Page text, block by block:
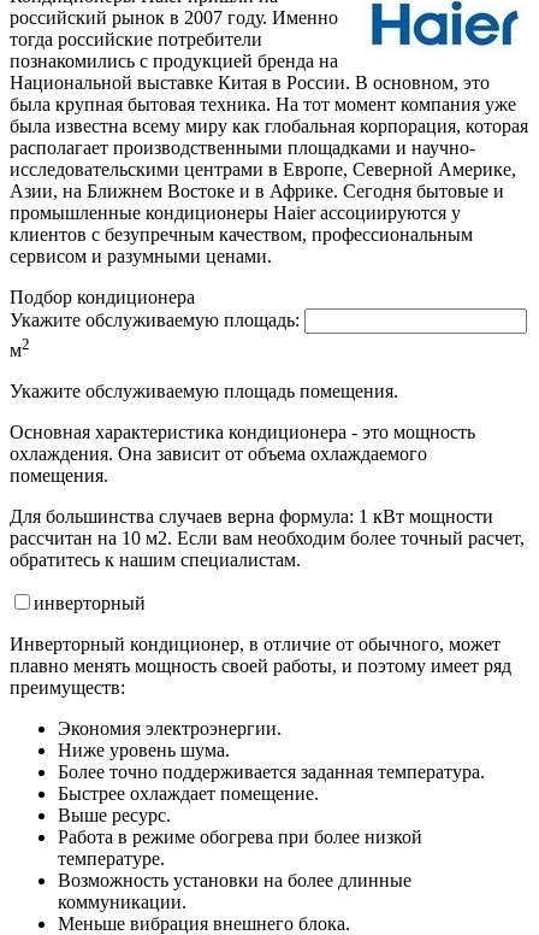
российский рынок в 2007 году. Именно
тогда российские потребители
познакомились с продукцией бренда на
Национальной выставке Китая в России. В основном, это
была крупная бытовая техника. На тот момент компания уже
была известна всему миру как глобальная корпорация, которая
располагает производственными площадками и научно-
исследовательскими центрами в Европе, Северной Америке,
Азии, на Ближнем Востоке и в Африке. Сегодня бытовые и
промышленные кондиционеры Haier ассоциируются у
клиентов с безупречным качеством, профессиональным
сервисом и разумными ценами.
Подбор кондиционера
Укажите обслуживаемую площадь:
м2
Укажите обслуживаемую площадь помещения.
Основная характеристика кондиционера - это мощность
охлаждения. Она зависит от объема охлаждаемого
помещения.
Для большинства случаев верна формула: 1 кВт мощности
рассчитан на 10 м2. Если вам необходим более точный расчет,
обратитесь к нашим специалистам.
инверторный
Инверторный кондиционер, в отличие от обычного, может
плавно менять мощность своей работы, и поэтому имеет ряд
преимуществ:
Экономия электроэнергии.
Ниже уровень шума.
Более точно поддерживается заданная температура.
Быстрее охлаждает помещение.
Выше ресурс.
Работа в режиме обогрева при более низкой
температуре.
Возможность установки на более длинные
коммуникации.
Меньше вибрация внешнего блока.